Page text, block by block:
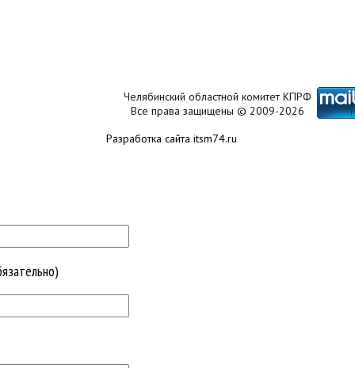
Челябинский областной комитет КПРФ
Все права защищены © 2009-2026
Разработка сайта itsm74.ru